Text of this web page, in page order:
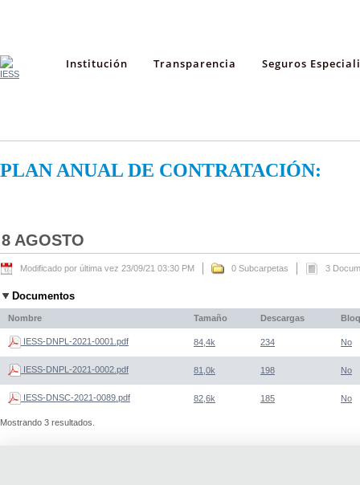
Institución Transparencia Seguros
PLAN ANUAL DE CONTRATACIÓN:
8 AGOSTO
Modificado por última vez 23/09/21 03:30 PM 0 Subcarpetas 3
Documentos
Nombre Tamaño Descargas
IESS-DNPL-2021-0001.pdf 84,4k 234 No
IESS-DNPL-2021-0002.pdf 81,0k 198 No
IESS-DNSC-2021-0089.pdf 82,6k 185 No
Mostrando 3 resultados.